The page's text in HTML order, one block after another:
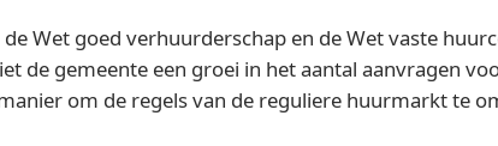
Wet goed verhuurderschap en de Wet vaste
de gemeente een groei in het aantal aanvragen
om de regels van de reguliere huurmarkt te